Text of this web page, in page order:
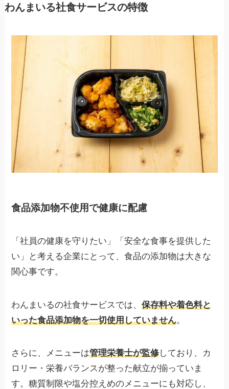
わんまいる社食サービスの特徴
食品添加物不使用で健康に配慮
「社員の健康を守りたい」「安全な食事を提供した
い」と考える企業にとって、食品の添加物は大きな
関心事です。
わんまいるの社食サービスでは、保存料や着色料と
いった食品添加物を一切使用していません。
さらに、メニューは管理栄養士が監修しており、カ
ロリー・栄養バランスが整った献立が揃っていま
す。糖質制限や塩分控えめのメニューにも対応し、